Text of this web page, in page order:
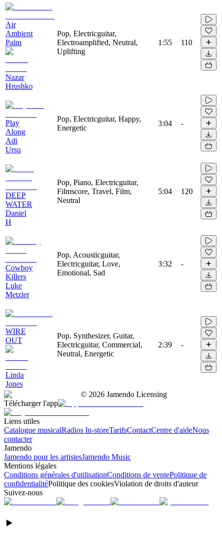
Air
Ambient
Palm
Nazar
Hrushko
Pop, Electricguitar,
Electroamplified, Neutral,
Uplifting
1:55 110
Play
Along
Adi
Ursu
Pop, Electricguitar, Happy,
Energetic
3:04 -
DEEP
WATER
Daniel
H
Pop, Piano, Electricguitar,
Filmscore, Travel, Film,
Neutral
5:04 120
Cowboy
Killers
Luke
Metzler
Pop, Acousticguitar,
Electricguitar, Love,
Emotional, Sad
3:32 -
WIRE
OUT
Linda
Jones
Pop, Synthesizer, Guitar,
Electricguitar, Commercial,
Neutral, Energetic
2:39 -
© 2026 Jamendo Licensing
Télécharger l'app
Liens utiles
Catalogue musicalRadios In-storeTarifsContactCentre d'aideNous
contacter
Jamendo
Jamendo pour les artistesJamendo Music
Mentions légales
Conditions générales d'utilisationConditions de ventePolitique de
confidentialitéPolitique des cookiesViolation de droits d'auteur
Suivez-nous